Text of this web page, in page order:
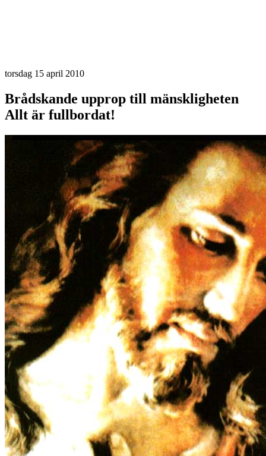
torsdag 15 april 2010
Brådskande upprop till mänskligheten
Allt är fullbordat!